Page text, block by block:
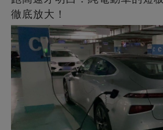
徹底放大！